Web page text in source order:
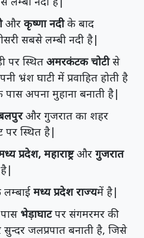
और कृष्णा नदीके बाद
सबसे लम्बी नदी है|
पर स्थित अमरकंटक चोटीसे
भ्रंश घाटी में प्रवाहित होती है
अपना मुहाना बनाती है|
और गुजरात का शहर
पर स्थित है|
प्रदेश, महाराष्ट्रऔर गुजरात
है|
लम्बाई मध्य प्रदेश राज्यमें है|
भेड़ाघाटपर संगमरमर की
जलप्रपात बनाती है, जिसे